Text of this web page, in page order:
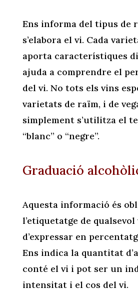
Ens informa del tipus de
s’elabora el vi. Cada
aporta característiques
ajuda a comprendre el
del vi. No tots els vins
varietats de raïm, i de
simplement s’utilitza el
“blanc” o “negre”.
Graduació
Aquesta informació és
l’etiquetatge de qualsevol
d’expressar en
Ens indica la quantitat
conté el vi i pot ser un
intensitat i el cos del vi.